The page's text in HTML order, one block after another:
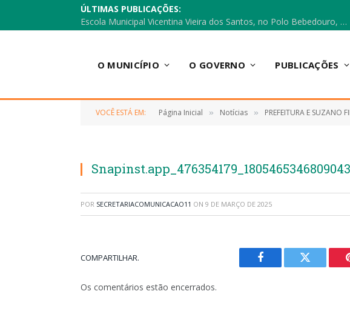
ÚLTIMAS PUBLICAÇÕES:
Escola Municipal Vicentina Vieira dos Santos, no Polo Bebedouro, recebeu materiais para a implantação do Cantinho da Leitura e da Sala Multidisciplinar.
O MUNICÍPIO O GOVERNO PUBLICAÇÕES
VOCÊ ESTÁ EM: Página Inicial » Notícias » PREFEITURA E SUZANO
POR SECRETARIACOMUNICACAO11 ON 9 DE MARÇO DE 2025
COMPARTILHAR.
Facebook Twitter
Os comentários estão encerrados.